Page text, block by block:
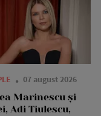
07 august 2026
Marinescu și
Adi Tiulescu,